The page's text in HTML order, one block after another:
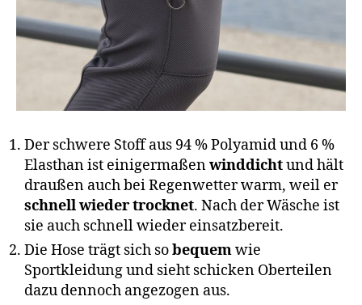
Der schwere Stoff aus 94 % Polyamid und 6 %
Elasthan ist einigermaßenwinddichtund hält
draußen auch bei Regenwetter warm, weil er
schnell wieder trocknet. Nach der Wäsche ist
sie auch schnell wieder einsatzbereit.
Die Hose trägt sich sobequemwie
Sportkleidung und sieht schicken Oberteilen
dazu dennoch angezogen aus.